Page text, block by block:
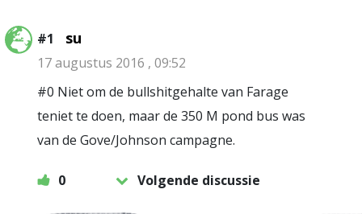
#1 su
17 augustus 2016 , 09:52
#0 Niet om de bullshitgehalte van Farage
teniet te doen, maar de 350 M pond bus was
van de Gove/Johnson campagne.
0 Volgende discussie